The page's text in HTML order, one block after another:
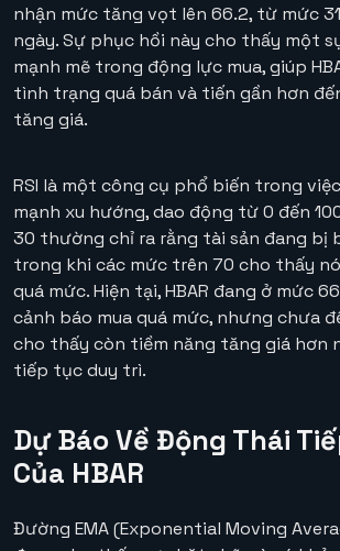
nhận mức tăng vọt lên 66.2, từ mức
ngày. Sự phục hồi này cho thấy một
mạnh mẽ trong động lực mua, giúp
tình trạng quá bán và tiến gần hơn
tăng giá.
RSI là một công cụ phổ biến trong
mạnh xu hướng, dao động từ 0 đến
30 thường chỉ ra rằng tài sản đang bị
trong khi các mức trên 70 cho thấy
quá mức. Hiện tại, HBAR đang ở mức
cảnh báo mua quá mức, nhưng chưa
cho thấy còn tiềm năng tăng giá hơn
tiếp tục duy trì.
Dự Báo Về Động Thái
Của HBAR
Đường EMA (Exponential Moving